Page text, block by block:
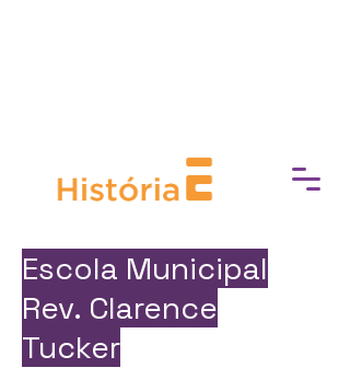
Escola Municipal
Rev. Clarence
Tucker